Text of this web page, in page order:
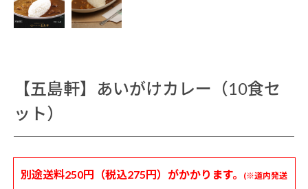
【五島軒】あいがけカレー（10食セ
ット）
別途送料250円（税込275円）がかかります。
(※道内発送